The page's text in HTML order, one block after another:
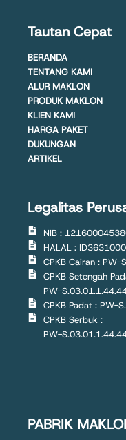
Tautan Cepat
BERANDA
TENTANG KAMI
ALUR MAKLON
PRODUK MAKLON
KLIEN KAMI
HARGA PAKET
DUKUNGAN
ARTIKEL
Legalitas
NIB :
HALAL :
CPKB Cairan :
CPKB Setengah
PW-
CPKB Padat : PW-
CPKB Serbuk :
PW-
PABRIK